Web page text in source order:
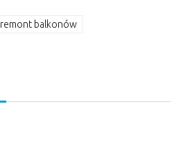
remont balkonów